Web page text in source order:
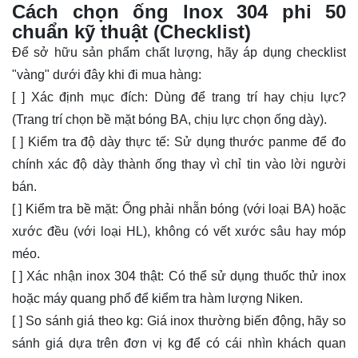
Cách chọn ống lnox 304 phi 50
chuẩn kỹ thuật (Checklist)
Để sở hữu sản phẩm chất lượng, hãy áp dụng checklist
"vàng" dưới đây khi đi mua hàng:
[ ] Xác định mục đích: Dùng để trang trí hay chịu lực?
(Trang trí chọn bề mặt bóng BA, chịu lực chọn ống dày).
[ ] Kiểm tra độ dày thực tế: Sử dụng thước panme để đo
chính xác độ dày thành ống thay vì chỉ tin vào lời người
bán.
[ ] Kiểm tra bề mặt: Ống phải nhẵn bóng (với loại BA) hoặc
xước đều (với loại HL), không có vết xước sâu hay móp
méo.
[ ] Xác nhận inox 304 thật: Có thể sử dụng thuốc thử inox
hoặc máy quang phổ để kiểm tra hàm lượng Niken.
[ ] So sánh giá theo kg: Giá inox thường biến động, hãy so
sánh giá dựa trên đơn vị kg để có cái nhìn khách quan